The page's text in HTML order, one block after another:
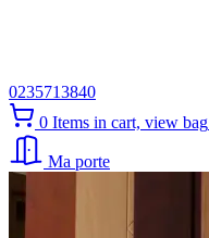
0235713840
0 Items in cart, view bag
Ma porte